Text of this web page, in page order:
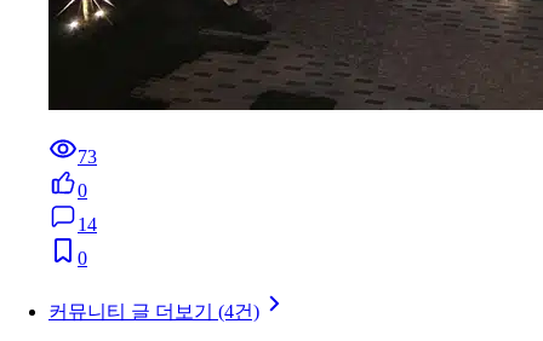
73
0
14
0
커뮤니티 글 더보기 (4건)